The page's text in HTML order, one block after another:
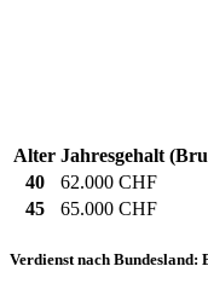
Alter Jahresgehalt
40
62.000 CHF
45
65.000 CHF
Verdienst nach Bundesland: